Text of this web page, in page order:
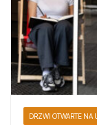
DRZWI OTWARTE